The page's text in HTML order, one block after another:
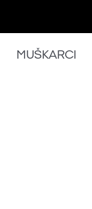
MUŠKARCI